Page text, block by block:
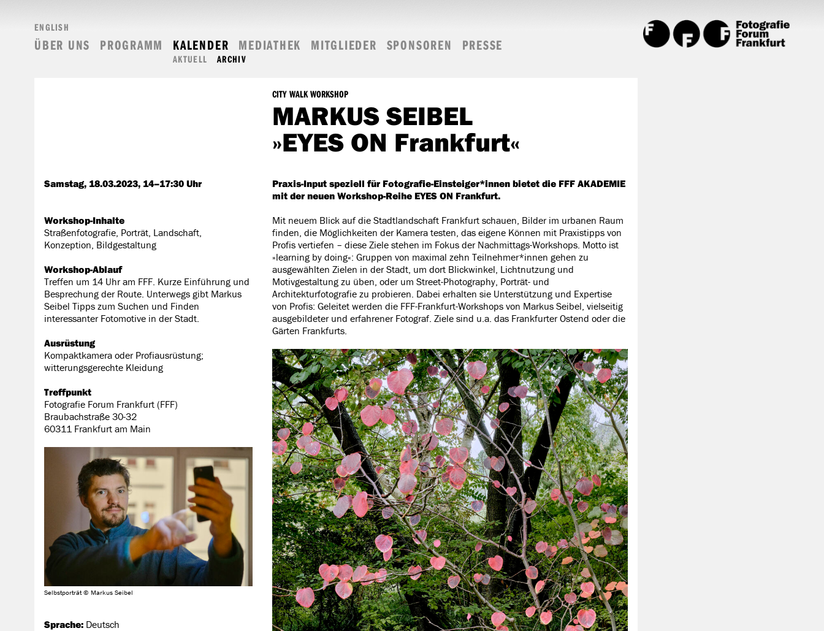
ENGLISH
ÜBER UNS PROGRAMM KALENDER
AKTUELL ARCHIV
MEDIATHEK MITGLIEDER SPONSOREN PRESSE
CITY WALK WORKSHOP
MARKUS SEIBEL
»EYES ON Frankfurt«
Samstag, 18.03.2023, 14–17:30 Uhr
Workshop-Inhalte
Straßenfotografie, Porträt, Landschaft,
Konzeption, Bildgestaltung
Workshop-Ablauf
Treffen um 14 Uhr am FFF. Kurze Einführung und
Besprechung der Route. Unterwegs gibt Markus
Seibel Tipps zum Suchen und Finden
interessanter Fotomotive in der Stadt.
Ausrüstung
Kompaktkamera oder Profiausrüstung;
witterungsgerechte Kleidung
Treffpunkt
Fotografie Forum Frankfurt (FFF)
Braubachstraße 30-32
60311 Frankfurt am Main
Selbstporträt © Markus Seibel
Sprache: Deutsch
Praxis-Input speziell für Fotografie-Einsteiger*innen bietet die FFF AKADEMIE
mit der neuen Workshop-Reihe EYES ON Frankfurt.
Mit neuem Blick auf die Stadtlandschaft Frankfurt schauen, Bilder im urbanen Raum
finden, die Möglichkeiten der Kamera testen, das eigene Können mit Praxistipps von
Profis vertiefen – diese Ziele stehen im Fokus der Nachmittags-Workshops. Motto ist
»learning by doing«: Gruppen von maximal zehn Teilnehmer*innen gehen zu
ausgewählten Zielen in der Stadt, um dort Blickwinkel, Lichtnutzung und
Motivgestaltung zu üben, oder um Street-Photography, Porträt- und
Architekturfotografie zu probieren. Dabei erhalten sie Unterstützung und Expertise
von Profis: Geleitet werden die FFF-Frankfurt-Workshops von Markus Seibel, vielseitig
ausgebildeter und erfahrener Fotograf. Ziele sind u.a. das Frankfurter Ostend oder die
Gärten Frankfurts.